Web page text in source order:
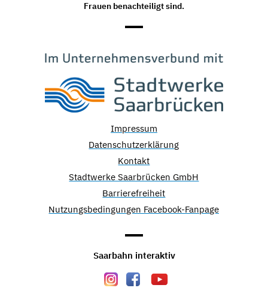
Frauen benachteiligt sind.
Impressum
Datenschutzerklärung
Kontakt
Stadtwerke Saarbrücken GmbH
Barrierefreiheit
Nutzungsbedingungen Facebook-Fanpage
Saarbahn interaktiv